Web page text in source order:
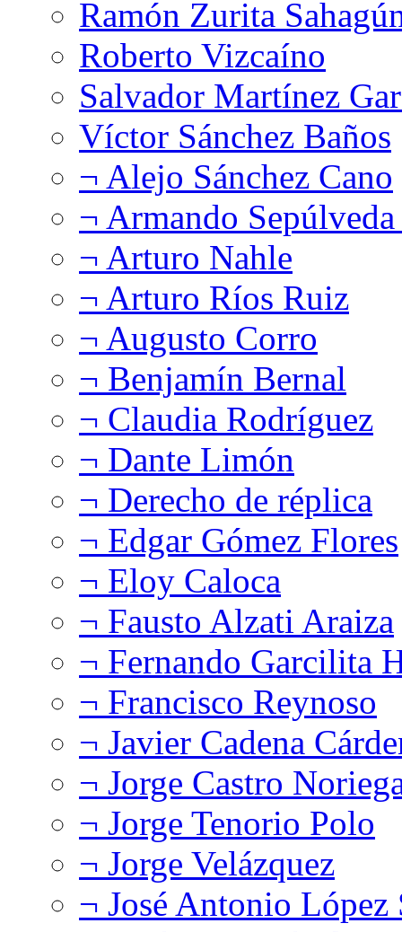
Ramón Zurita
Roberto Vizcaíno
Salvador Martínez
Víctor Sánchez Baños
¬ Alejo Sánchez Cano
¬ Armando
¬ Arturo Nahle
¬ Arturo Ríos Ruiz
¬ Augusto Corro
¬ Benjamín Bernal
¬ Claudia Rodríguez
¬ Dante Limón
¬ Derecho de réplica
¬ Edgar Gómez Flores
¬ Eloy Caloca
¬ Fausto Alzati Araiza
¬ Fernando Garcilita
¬ Francisco Reynoso
¬ Javier Cadena
¬ Jorge Castro
¬ Jorge Tenorio Polo
¬ Jorge Velázquez
¬ José Antonio López